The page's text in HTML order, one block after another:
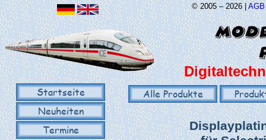
© 2005 – 2026 |AGB
Startseite
Neuheiten
Termine
Alle Produkte